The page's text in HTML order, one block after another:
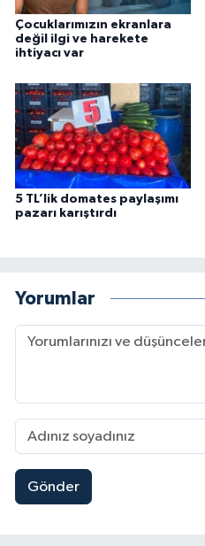
Çocuklarımızın ekranlara
değil ilgi ve harekete
ihtiyacı var
5 TL’lik domates paylaşımı
pazarı karıştırdı
Yorumlar
Gönder